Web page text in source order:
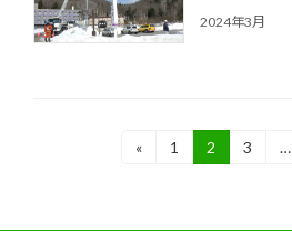
2024年3月
の
«
固
1
固
定
2
固
3 …